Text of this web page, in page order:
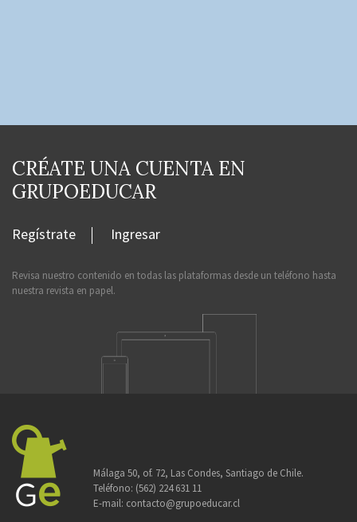
CRÉATE UNA CUENTA EN
GRUPOEDUCAR
Regístrate Ingresar
Revisa nuestro contenido en todas las plataformas desde un teléfono hasta
nuestra revista en papel.
Málaga 50, of. 72, Las Condes, Santiago de Chile.
Teléfono: (562) 224 631 11
E-mail: contacto@grupoeducar.cl